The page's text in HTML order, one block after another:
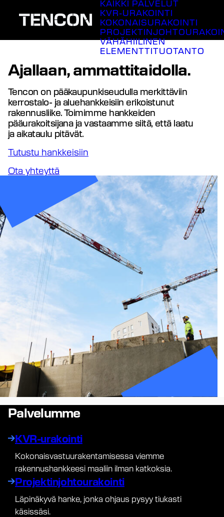
sisältöön
KAIKKI PALVELUT
KVR-URAKOINTI
KOKONAISURAKOINTI
VÄHÄHIILINEN
ELEMENTTITUOTANTO
Ajallaan, ammattitaidolla.
Tencon on pääkaupunkiseudulla merkittäviin
kerrostalo- ja aluehankkeisiin erikoistunut
rakennusliike. Toimimme hankkeiden
pääurakoitsijana ja vastaamme siitä, että laatu
ja aikataulu pitävät.
Tutustu hankkeisiin
Ota yhteyttä
Palvelumme
KVR-urakointi
Kokonaisvastuurakentamisessa viemme
rakennushankkeesi maaliin ilman katkoksia.
Projektinjohtourakointi
Läpinäkyvä hanke, jonka ohjaus pysyy tiukasti
käsissäsi.